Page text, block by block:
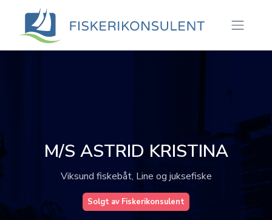
M/S ASTRID KRISTINA
Viksund fiskebåt, Line og juksefiske
Solgt av Fiskerikonsulent